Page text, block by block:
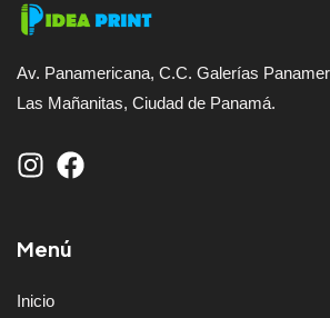
Av. Panamericana, C.C. Galerías
Las Mañanitas, Ciudad de Panamá.
Menú
Inicio